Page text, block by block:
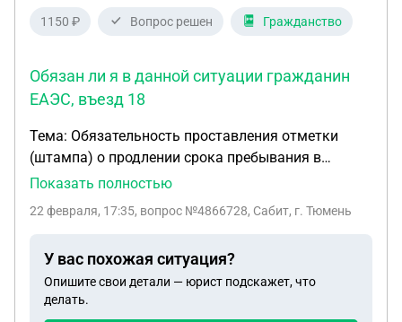
будут по заявлению. Делят на троих или только
погибшим?
1150 ₽ Вопрос решен Гражданство
Обязан ли я в данной ситуации гражданин
ЕАЭС, въезд 18
Тема: Обязательность проставления отметки
(штампа) о продлении срока пребывания в
миграционной карте для граждан ЕАЭС при
Здравствуйте! Я гражданин Казахстана. В
трудовому договору, срок действия которого –
до июля 2026 года. Обстоятельства моих поездок
и регистраций следующие: 1. В 2025 году я
Показать полностью
22 февраля, 17:35, вопрос №4866728, Сабит, г. Тюмень
У вас похожая ситуация?
Опишите свои детали — юрист подскажет, что
делать.